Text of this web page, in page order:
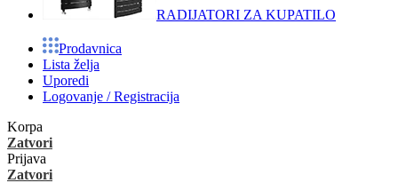
RADIJATORI ZA KUPATILO
Prodavnica
Lista želja
Uporedi
Logovanje / Registracija
Korpa
Zatvori
Prijava
Zatvori